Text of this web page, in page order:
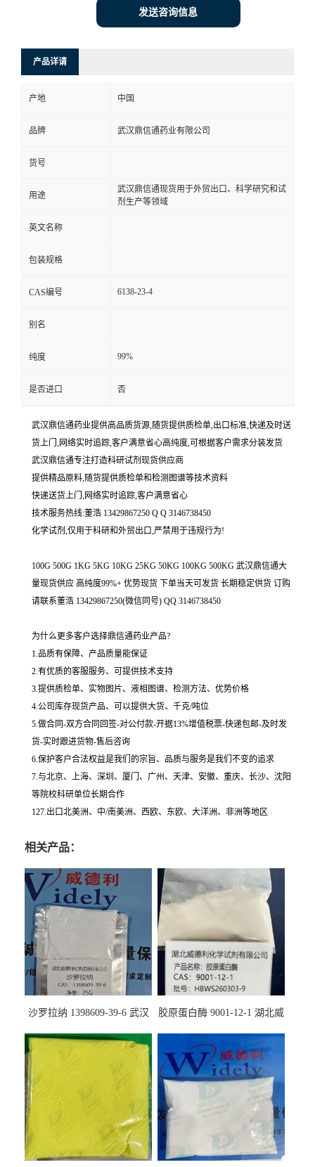
发送咨询信息
产品详请
产地 中国
品牌 武汉鼎信通药业有限公司
货号
用途
武汉鼎信通现货用于外贸出口、科学研究和试
剂生产等领域
英文名称
包装规格
CAS编号 6138-23-4
别名
纯度 99%
是否进口 否
武汉鼎信通药业提供高品质货源,随货提供质检单,出口标准,快递及时送
货上门,网络实时追踪,客户满意省心高纯度,可根据客户需求分装发货
武汉鼎信通专注打造科研试剂现货供应商
提供精品原料,随货提供质检单和检测图谱等技术资料
快递送货上门,网络实时追踪,客户满意省心
技术服务热线:董浩 13429867250 Q Q 3146738450
化学试剂,仅用于科研和外贸出口,严禁用于违规行为!
100G 500G 1KG 5KG 10KG 25KG 50KG 100KG 500KG 武汉鼎信通大
量现货供应 高纯度99%+ 优势现货 下单当天可发货 长期稳定供货 订购
请联系董浩 13429867250(微信同号) QQ 3146738450
为什么更多客户选择鼎信通药业产品?
1.品质有保障、产品质量能保证
2.有优质的客服服务、可提供技术支持
3.提供质检单、实物图片、液相图谱、检测方法、优势价格
4.公司库存现货产品、可以提供大货、千克/吨位
5.做合同-双方合同回签-对公付款-开据13%增值税票-快递包邮-及时发
货-实时跟进货物-售后咨询
6.保护客户合法权益是我们的宗旨、品质与服务是我们不变的追求
7.与北京、上海、深圳、厦门、广州、天津、安徽、重庆、长沙、沈阳
等院校科研单位长期合作
127.出口北美洲、中/南美洲、西欧、东欧、大洋洲、非洲等地区
相关产品：
沙罗拉纳 1398609-39-6 武汉
胶原蛋白酶 9001-12-1 湖北威